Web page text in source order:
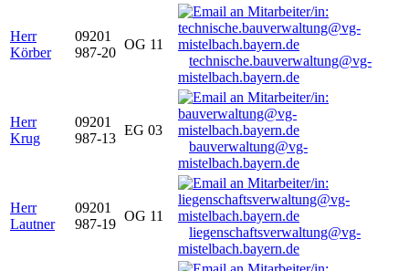
Herr
Körber
09201
987-20
OG 11
technische.bauverwaltung@vg-
mistelbach.bayern.de
Herr
Krug
09201
987-13
EG 03
bauverwaltung@vg-
mistelbach.bayern.de
Herr
Lautner
09201
987-19
OG 11
liegenschaftsverwaltung@vg-
mistelbach.bayern.de